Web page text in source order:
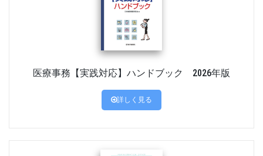
医療事務【実践対応】ハンドブック 2026年版
詳しく見る